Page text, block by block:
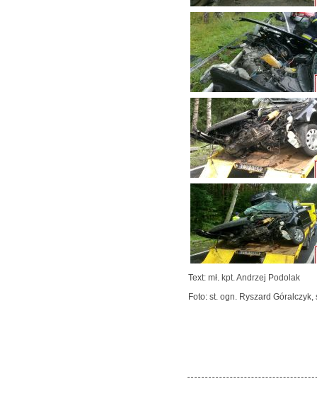
Text: mł. kpt. Andrzej Podolak
Foto: st. ogn. Ryszard